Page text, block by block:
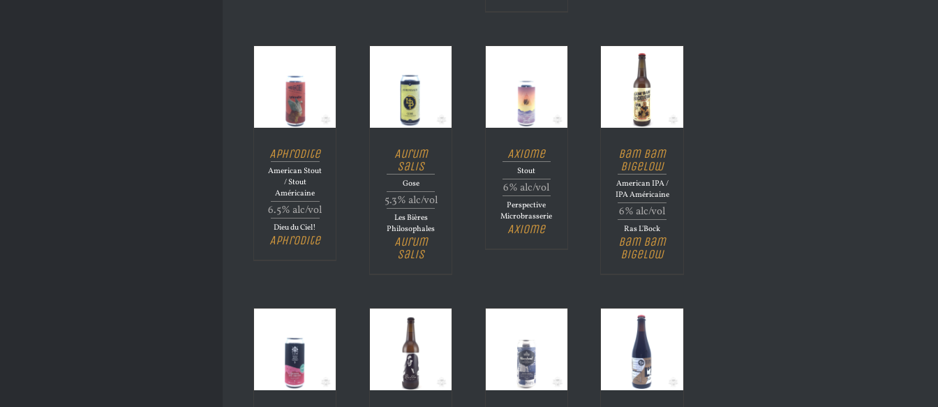
Aphrodite
American Stout
/ Stout
Américaine
6.5% alc/vol
Dieu du Ciel!
Aphrodite
Aurum
Salis
Gose
5.3% alc/vol
Les Bières
Philosophales
Aurum
Salis
Axiome
Stout
6% alc/vol
Perspective
Microbrasserie
Axiome
Bam Bam
Bigelow
American IPA /
IPA Américaine
6% alc/vol
Ras L'Bock
Bam Bam
Bigelow